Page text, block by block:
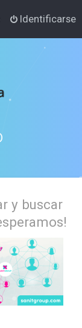
Identificarse
y buscar